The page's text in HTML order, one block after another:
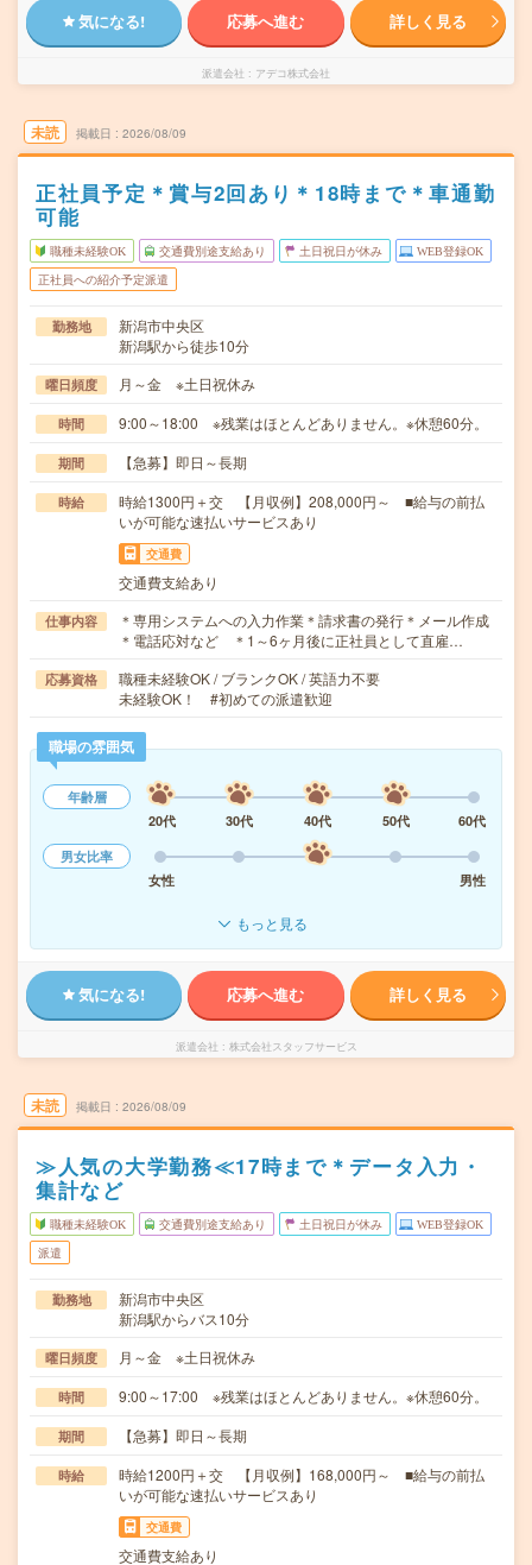
気になる! 応募へ進む 詳しく見る
派遣会社 アデコ株式会社
未読 掲載日 2026/08/09
正社員予定＊賞与2回あり＊18時まで＊車通勤
可能
職種未経験OK 交通費別途支給あり 土日祝日が休み WEB登録OK
正社員への紹介予定派遣
勤務地
新潟市中央区
新潟駅から徒歩10分
曜日頻度 月～金 ※土日祝休み
時間 9:00～18:00 ※残業はほとんどありません。※休憩60分。
期間 【急募】即日～長期
時給
時給1300円＋交 【月収例】208,000円～ ■給与の前払
いが可能な速払いサービスあり
交通費
交通費支給あり
仕事内容
＊専用システムへの入力作業＊請求書の発行＊メール作成
＊電話応対など ＊1～6ヶ月後に正社員として直雇…
応募資格
職種未経験OK / ブランクOK / 英語力不要
未経験OK！ #初めての派遣歓迎
職場の雰囲気
年齢層
20代
30代 40代 50代
60代
男女比率
女性
男性
もっと見る
気になる! 応募へ進む 詳しく見る
派遣会社 株式会社スタッフサービス
未読 掲載日 2026/08/09
≫人気の大学勤務≪17時まで＊データ入力・
集計など
職種未経験OK 交通費別途支給あり 土日祝日が休み WEB登録OK
派遣
勤務地
新潟市中央区
新潟駅からバス10分
曜日頻度 月～金 ※土日祝休み
時間 9:00～17:00 ※残業はほとんどありません。※休憩60分。
期間 【急募】即日～長期
時給
時給1200円＋交 【月収例】168,000円～ ■給与の前払
いが可能な速払いサービスあり
交通費
交通費支給あり